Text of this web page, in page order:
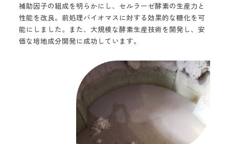
補助因子の組成を明らかにし、セルラーゼ酵素の生産力と
性能を改良。前処理バイオマスに対する効果的な糖化を可
能にしました。また、大規模な酵素生産技術を開発し、安
価な培地成分開発に成功しています。